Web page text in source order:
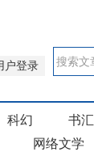
户登录
科幻 书汇
网络文学